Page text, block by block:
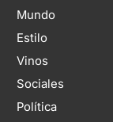
Mundo
Estilo
Vinos
Sociales
Política